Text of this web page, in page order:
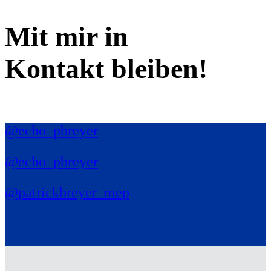
Mit mir in
Kontakt bleiben!
@echo_pbreyer
@echo_pbreyer
@patrickbreyer_mep